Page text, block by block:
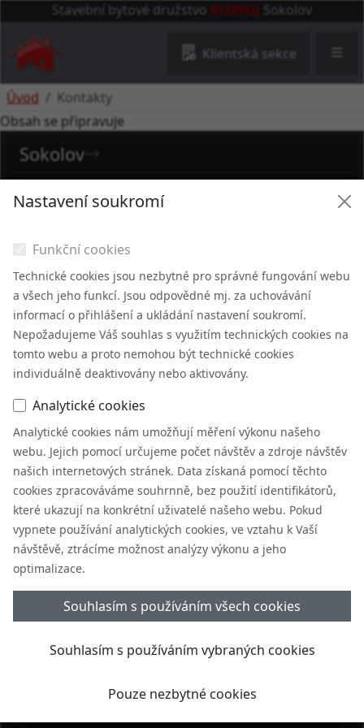
Stavební bytové družstvo ROZVOJ Sokolov
Klientská sekce
Úvod
Kontakty
Obsah se připravuje
Sokolov
+420 352 622 503
Nádražní 42,
356 01, Sokolov
Chodov
+420 728 111 406
zezulova@sbdrozvojsok.cz
Nádražní ul 316,
357 35, Chodov
Kraslice
+420 724 270 047
novakovai@sbdrozvojsok.cz
Pohraniční stráže 367,
358 01, Kraslice
Nastavení soukromí
Funkční cookies
Technické cookies jsou nezbytné pro správné fungování webu
a všech jeho funkcí. Jsou odpovědné mj. za uchovávání
informací o přihlášení a ukládání nastavení soukromí.
Nepožadujeme Váš souhlas s využitím technických cookies na
tomto webu a proto nemohou být technické cookies
individuálně deaktivovány nebo aktivovány.
Analytické cookies
Analytické cookies nám umožňují měření výkonu našeho
webu. Jejich pomocí určujeme počet návštěv a zdroje návštěv
našich internetových stránek. Data získaná pomocí těchto
cookies zpracováváme souhrnně, bez použití identifikátorů,
které ukazují na konkrétní uživatelé našeho webu. Pokud
vypnete používání analytických cookies, ve vztahu k Vaší
návštěvě, ztrácíme možnost analýzy výkonu a jeho
optimalizace.
Souhlasím s používáním všech cookies
Souhlasím s používáním vybraných cookies
Pouze nezbytné cookies